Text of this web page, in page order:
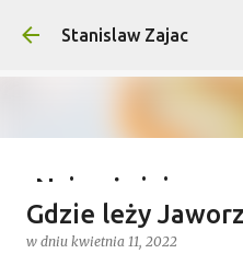
Przejdź do
Stanislaw Zajac
Najważniejsze
wyprawy
wiedzieć?
Gdzie leży
w dniu kwietnia 11, 2022